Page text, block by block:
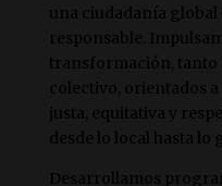
una ciudadanía
responsable.
transformación, tanto
colectivo, orientados
justa, equitativa y
desde lo local hasta lo
Desarrollamos